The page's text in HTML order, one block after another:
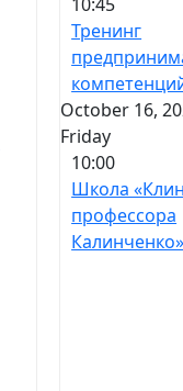
Тренинг
October 16,
Friday
10:00
Школа
профессора